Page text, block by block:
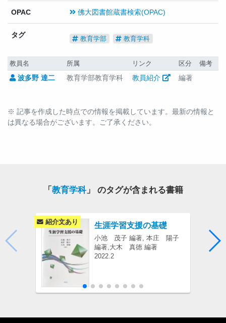
OPAC 佛大図書館蔵書検索(OPAC)
タグ 教育学部 教育学科
教員名 所属 リンク 区分 備考
波多野 達二 教育学部教育学科 教員紹介 編著
※ 記事を作成した時点での情報を掲載しています。最新の情報と
は異なる場合がございます。ご了承ください。
「 教育学科」 のタグが含まれる書籍
生涯学習支援の基礎
小池 茂子 編著, 本庄 陽子
編著,大木 真徳 編著
2022.2
紹介文あり